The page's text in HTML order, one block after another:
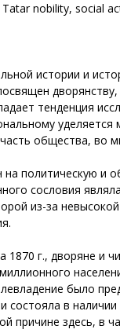
nobility, social
истории и
тенденция
общества, во
на политическую и
сословия
из-за
1870 г., дворяне и
было
состояла в
причине здесь, в